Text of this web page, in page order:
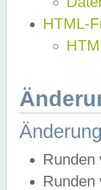
HTML-
Runden
Runden